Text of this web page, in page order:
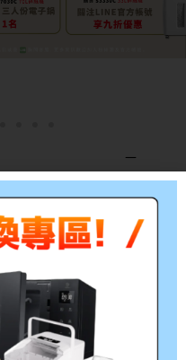
上架的飛利浦、AOC
動品加購金額0
繫補價